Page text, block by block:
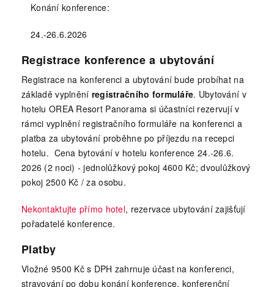
Konání konference:
24.-26.6.2026
Registrace konference a ubytování
Registrace na konferenci a ubytování bude probíhat na
základě vyplnění registračního formuláře. Ubytování v
hotelu OREA Resort Panorama si účastníci rezervují v
rámci vyplnění registračního formuláře na konferenci a
platba za ubytování proběhne po příjezdu na recepci
hotelu. Cena bytování v hotelu konference 24.-26.6.
2026 (2 noci) - jednolůžkový pokoj 4600 Kč; dvoulůžkový
pokoj 2500 Kč / za osobu.
Nekontaktujte přímo hotel, rezervace ubytování zajišťují
pořadatelé konference.
Platby
Vložné 9500 Kč s DPH zahrnuje účast na konferenci,
stravování po dobu konání konference, konferenční